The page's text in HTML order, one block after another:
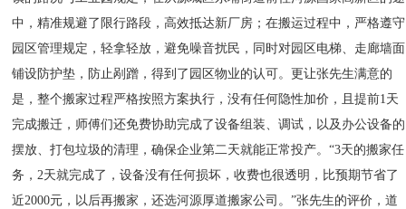
中，精准规避了限行路段，高效抵达新厂房；在搬运过程中，严格遵守
园区管理规定，轻拿轻放，避免噪音扰民，同时对园区电梯、走廊墙面
铺设防护垫，防止剐蹭，得到了园区物业的认可。更让张先生满意的
是，整个搬家过程严格按照方案执行，没有任何隐性加价，且提前1天
完成搬迁，师傅们还免费协助完成了设备组装、调试，以及办公设备的
摆放、打包垃圾的清理，确保企业第二天就能正常投产。“3天的搬家任
务，2天就完成了，设备没有任何损坏，收费也很透明，比预期节省了
近2000元，以后再搬家，还选河源厚道搬家公司。”张先生的评价，道